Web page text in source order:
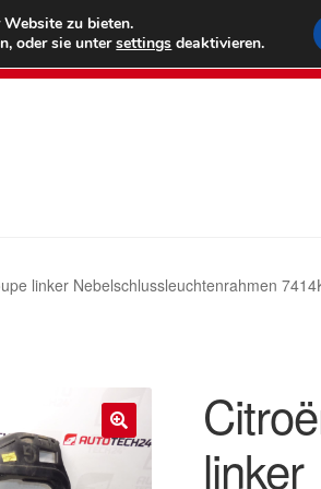
(800)
linker Nebelschlussleuchtenrahmen
🔍
linker
zu bieten.
oder sie untersettings deaktivieren.